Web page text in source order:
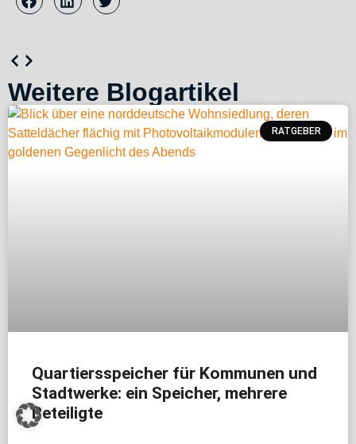
Weitere Blogartikel
RATGEBER
Quartiersspeicher für Kommunen und
Stadtwerke: ein Speicher, mehrere
Beteiligte